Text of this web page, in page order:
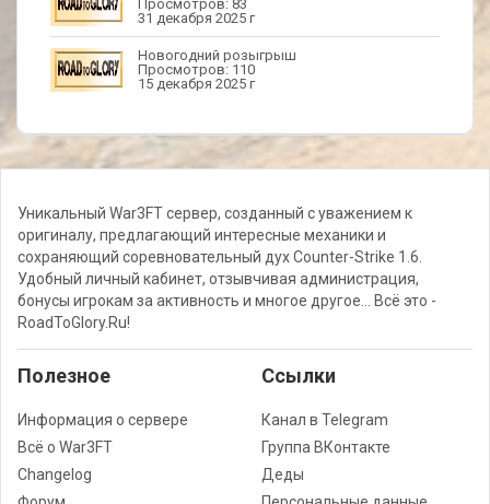
Просмотров: 83
31 декабря 2025 г
Новогодний розыгрыш
Просмотров: 110
15 декабря 2025 г
Уникальный War3FT сервер, созданный с уважением к
оригиналу, предлагающий интересные механики и
сохраняющий соревновательный дух Counter-Strike 1.6.
Удобный личный кабинет, отзывчивая администрация,
бонусы игрокам за активность и многое другое... Всё это -
RoadToGlory.Ru!
Полезное
Информация о сервере
Всё о War3FT
Changelog
Cсылки
Канал в Telegram
Группа ВКонтакте
Деды